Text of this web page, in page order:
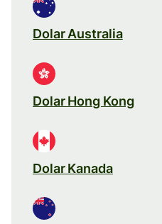
Dolar Australia
Dolar Hong Kong
Dolar Kanada